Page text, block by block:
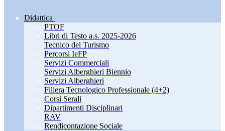
Didattica
PTOF
Libri di Testo a.s. 2025-2026
Tecnico del Turismo
Percorsi IeFP
Servizi Commerciali
Servizi Alberghieri Biennio
Servizi Alberghieri
Filiera Tecnologico Professionale (4+2)
Corsi Serali
Dipartimenti Disciplinari
RAV
Rendicontazione Sociale